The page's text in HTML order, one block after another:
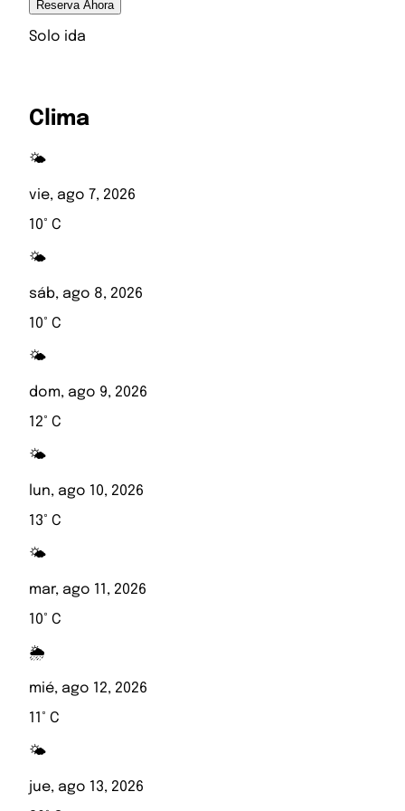
Reserva Ahora
Solo ida
Clima
🌤️
vie, ago 7, 2026
10° C
🌤️
sáb, ago 8, 2026
10° C
🌤️
dom, ago 9, 2026
12° C
🌤️
lun, ago 10, 2026
13° C
🌤️
mar, ago 11, 2026
10° C
🌦️
mié, ago 12, 2026
11° C
🌤️
jue, ago 13, 2026